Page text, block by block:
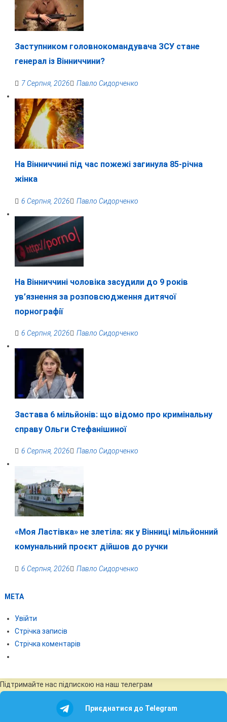
Заступником головнокомандувача ЗСУ стане
генерал із Вінниччини?
7 Серпня, 2026 Павло Сидорченко
На Вінниччині під час пожежі загинула 85-річна
жінка
6 Серпня, 2026 Павло Сидорченко
На Вінниччині чоловіка засудили до 9 років
ув’язнення за розповсюдження дитячої
порнографії
6 Серпня, 2026 Павло Сидорченко
Застава 6 мільйонів: що відомо про кримінальну
справу Ольги Стефанішиної
6 Серпня, 2026 Павло Сидорченко
«Моя Ластівка» не злетіла: як у Вінниці мільйонний
комунальний проєкт дійшов до ручки
6 Серпня, 2026 Павло Сидорченко
МЕТА
Увійти
Стрічка записів
Стрічка коментарів
Підтримайте нас підпискою на наш телеграм
Приєднатися до Telegram